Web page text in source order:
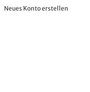
Neues Konto erstellen